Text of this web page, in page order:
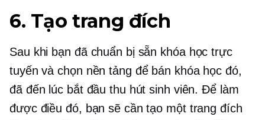
6. Tạo trang đích
Sau khi bạn đã chuẩn bị sẵn khóa học trực
tuyến và chọn nền tảng để bán khóa học đó,
đã đến lúc bắt đầu thu hút sinh viên. Để làm
được điều đó, bạn sẽ cần tạo một trang đích